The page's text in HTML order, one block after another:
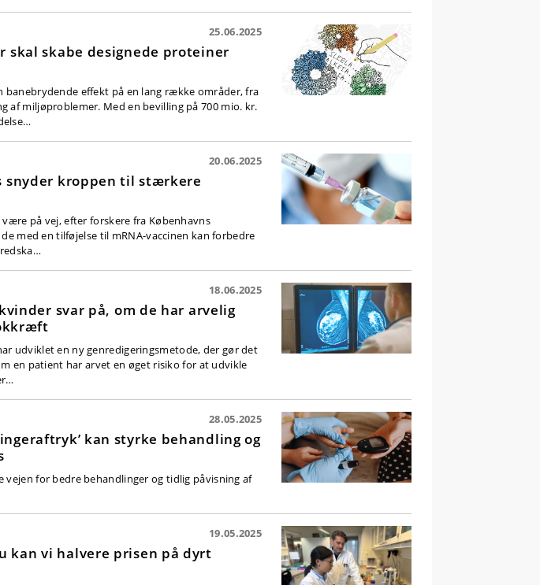
25.06.2025
skal skabe designede proteiner
banebrydende effekt på en lang række områder, fra
af miljøproblemer. Med en bevilling på 700 mio. kr.
20.06.2025
snyder kroppen til stærkere
på vej, efter forskere fra Københavns
med en tilføjelse til mRNA-vaccinen kan forbedre
18.06.2025
svar på, om de har arvelig
udviklet en ny genredigeringsmetode, der gør det
en patient har arvet en øget risiko for at udvikle
28.05.2025
kan styrke behandling og
vejen for bedre behandlinger og tidlig påvisning af
19.05.2025
kan vi halvere prisen på dyrt